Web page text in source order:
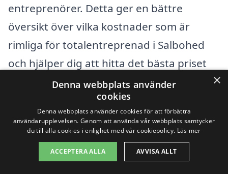
entreprenörer. Detta ger en bättre
översikt över vilka kostnader som är
rimliga för totalentreprenad i Salbohed
och hjälper dig att hitta det bästa priset
för ditt specifika projekt. Genom att
använda plattformar som
totalentreprenad-pris.se kan du enkelt få
kontakt med professionella och pålitliga
företag som kan ge dig detaljerade
×
Denna webbplats använder
cookies
Denna webbplats använder cookies för att förbättra
användarupplevelsen. Genom att använda vår webbplats samtycker
du till alla cookies i enlighet med vår cookiepolicy. Läs mer
ACCEPTERA ALLA AVVISA ALLT